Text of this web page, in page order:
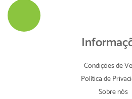
Condições de
Política de
Sobre nós